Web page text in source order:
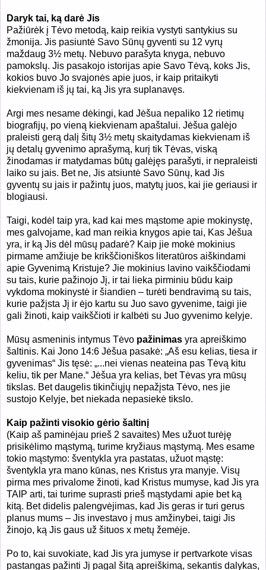
Daryk tai, ką darė Jis
Pažiūrėk į Tėvo metodą, kaip reikia vystyti santykius su
žmonija. Jis pasiuntė Savo Sūnų gyventi su 12 vyrų
maždaug 3½ metų. Nebuvo parašyta knyga, nebuvo
pamokslų. Jis pasakojo istorijas apie Savo Tėvą, koks Jis,
kokios buvo Jo svajonės apie juos, ir kaip pritaikyti
kiekvienam iš jų tai, ką Jis yra suplanavęs.
Argi mes nesame dėkingi, kad Jėšua nepaliko 12 rietimų
biografijų, po vieną kiekvienam apaštalui. Jėšua galėjo
praleisti gerą dalį šitų 3½ metų skaitydamas kiekvienam iš
jų detalų gyvenimo aprašymą, kurį tik Tėvas, viską
žinodamas ir matydamas būtų galėjęs parašyti, ir nepraleisti
laiko su jais. Bet ne, Jis atsiuntė Savo Sūnų, kad Jis
gyventų su jais ir pažintų juos, matytų juos, kai jie geriausi ir
blogiausi.
Taigi, kodėl taip yra, kad kai mes mąstome apie mokinystę,
mes galvojame, kad man reikia knygos apie tai, Kas Jėšua
yra, ir ką Jis dėl mūsų padarė? Kaip jie mokė mokinius
pirmame amžiuje be krikščioniškos literatūros aiškindami
apie Gyvenimą Kristuje? Jie mokinius lavino vaikščiodami
su tais, kurie pažinojo Jį, ir tai lieka pirminiu būdu kaip
vykdoma mokinystė ir šiandien – turėti bendravimą su tais,
kurie pažįsta Jį ir ėjo kartu su Juo savo gyvenime, taigi jie
gali žinoti, kaip vaikščioti ir kalbėti su Juo gyvenimo kelyje.
Mūsų asmeninis intymus Tėvo pažinimas yra apreiškimo
šaltinis. Kai Jono 14:6 Jėšua pasakė: „Aš esu kelias, tiesa ir
gyvenimas“ Jis tęsė: „...nei vienas neateina pas Tėvą kitu
keliu, tik per Mane.“ Jėšua yra kelias, bet Tėvas yra mūsų
tikslas. Bet daugelis tikinčiųjų nepažįsta Tėvo, nes jie
sustojo Kelyje, bet niekada nepasiekė tikslo.
Kaip pažinti visokio gėrio šaltinį
(Kaip aš paminėjau prieš 2 savaites) Mes užuot turėję
prisikėlimo mąstymą, turime kryžiaus mąstymą. Mes esame
tokio mąstymo: šventykla yra pastatas, užuot mąstę:
šventykla yra mano kūnas, nes Kristus yra manyje. Visų
pirma mes privalome žinoti, kad Kristus mumyse, kad Jis yra
TAIP arti, tai turime suprasti prieš mąstydami apie bet ką
kitą. Bet didelis palengvėjimas, kad Jis geras ir turi gerus
planus mums – Jis investavo į mus amžinybei, taigi Jis
žinojo, ką Jis gaus už šituos x metų žemėje.
Po to, kai suvokiate, kad Jis yra jumyse ir pertvarkote visas
pastangas pažinti Jį pagal šitą apreiškimą, sekantis dalykas,